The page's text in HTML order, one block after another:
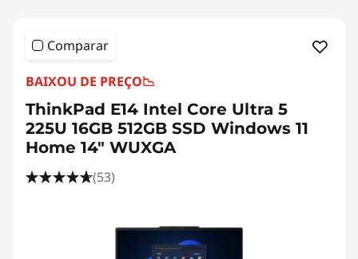
Comparar
BAIXOU DE PREÇO📉
ThinkPad E14 Intel Core Ultra 5
225U 16GB 512GB SSD Windows 11
Home 14" WUXGA
(53)